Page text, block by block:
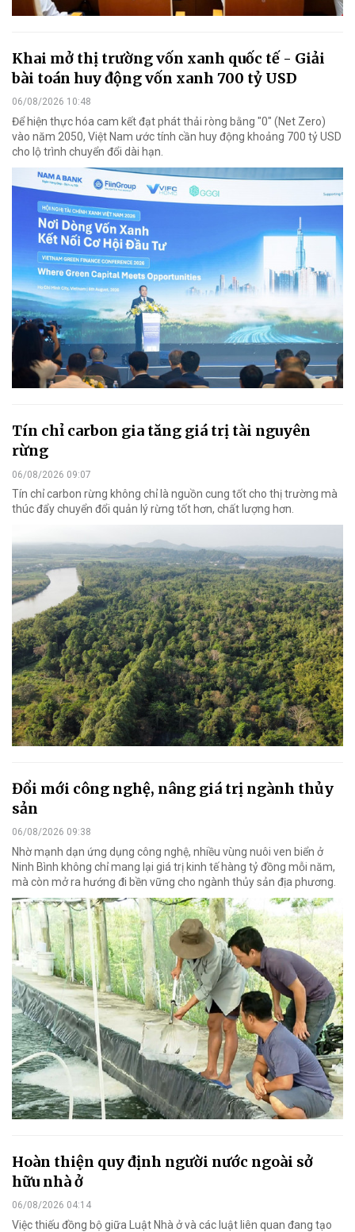
Khai mở thị trường vốn xanh quốc tế - Giải
bài toán huy động vốn xanh 700 tỷ USD
06/08/2026 10:48
Để hiện thực hóa cam kết đạt phát thải ròng bằng "0" (Net Zero)
vào năm 2050, Việt Nam ước tính cần huy động khoảng 700 tỷ USD
cho lộ trình chuyển đổi dài hạn.
Tín chỉ carbon gia tăng giá trị tài nguyên
rừng
06/08/2026 09:07
Tín chỉ carbon rừng không chỉ là nguồn cung tốt cho thị trường mà
thúc đẩy chuyển đổi quản lý rừng tốt hơn, chất lượng hơn.
Đổi mới công nghệ, nâng giá trị ngành thủy
sản
06/08/2026 09:38
Nhờ mạnh dạn ứng dụng công nghệ, nhiều vùng nuôi ven biển ở
Ninh Bình không chỉ mang lại giá trị kinh tế hàng tỷ đồng mỗi năm,
mà còn mở ra hướng đi bền vững cho ngành thủy sản địa phương.
Hoàn thiện quy định người nước ngoài sở
hữu nhà ở
06/08/2026 04:14
Việc thiếu đồng bộ giữa Luật Nhà ở và các luật liên quan đang tạo